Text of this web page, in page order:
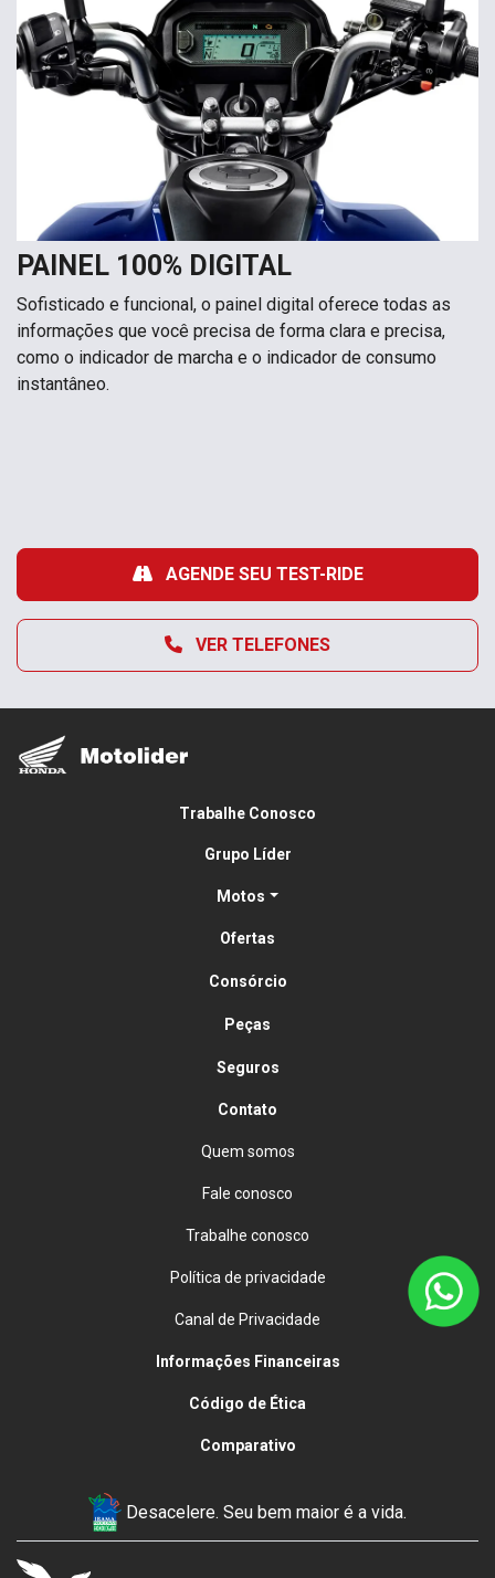
PAINEL 100% DIGITAL
Sofisticado e funcional, o painel digital oferece todas as
informações que você precisa de forma clara e precisa,
como o indicador de marcha e o indicador de consumo
instantâneo.
VER TELEFONES
AGENDE SEU TEST-RIDE
Trabalhe Conosco
Grupo Líder
Motos
Ofertas
Consórcio
Peças
Seguros
Contato
Quem somos
Fale conosco
Trabalhe conosco
Política de privacidade
Canal de Privacidade
Informações Financeiras
Código de Ética
Comparativo
Desacelere. Seu bem maior é a vida.